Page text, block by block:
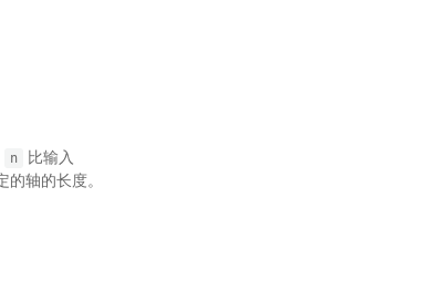
n
比输入
的轴的长度。